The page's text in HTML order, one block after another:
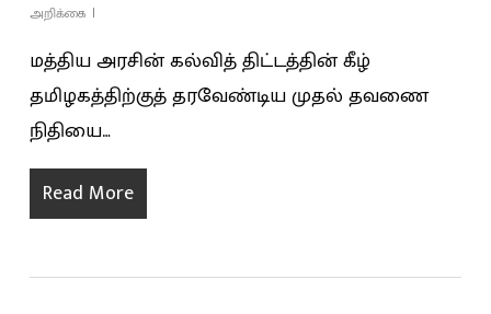
அறிக்கை
மத்திய அரசின் கல்வித் திட்டத்தின் கீழ்
தமிழகத்திற்குத் தரவேண்டிய முதல் தவணை
நிதியை…
Read More